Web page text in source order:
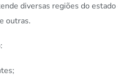
diversas regiões do estado
outras.